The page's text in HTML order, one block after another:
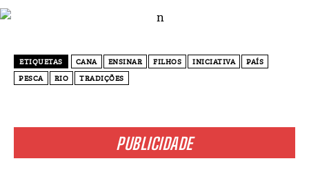
PUBLICIDADE
ETIQUETAS CANA ENSINAR FILHOS INICIATIVA
PAÍS
PESCA
RIO TRADIÇÕES